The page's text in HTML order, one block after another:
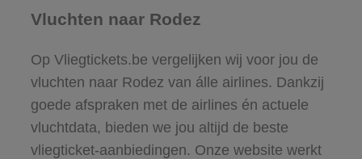
Vluchten naar Rodez
Op Vliegtickets.be vergelijken wij voor jou de
vluchten naar Rodez van álle airlines. Dankzij
goede afspraken met de airlines én actuele
vluchtdata, bieden we jou altijd de beste
vliegticket-aanbiedingen. Onze website werkt